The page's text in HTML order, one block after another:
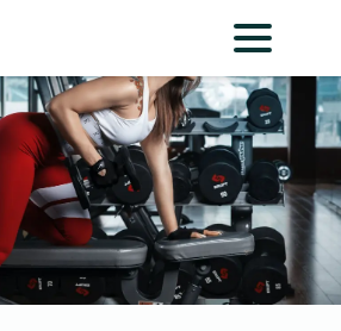
Abrir menú